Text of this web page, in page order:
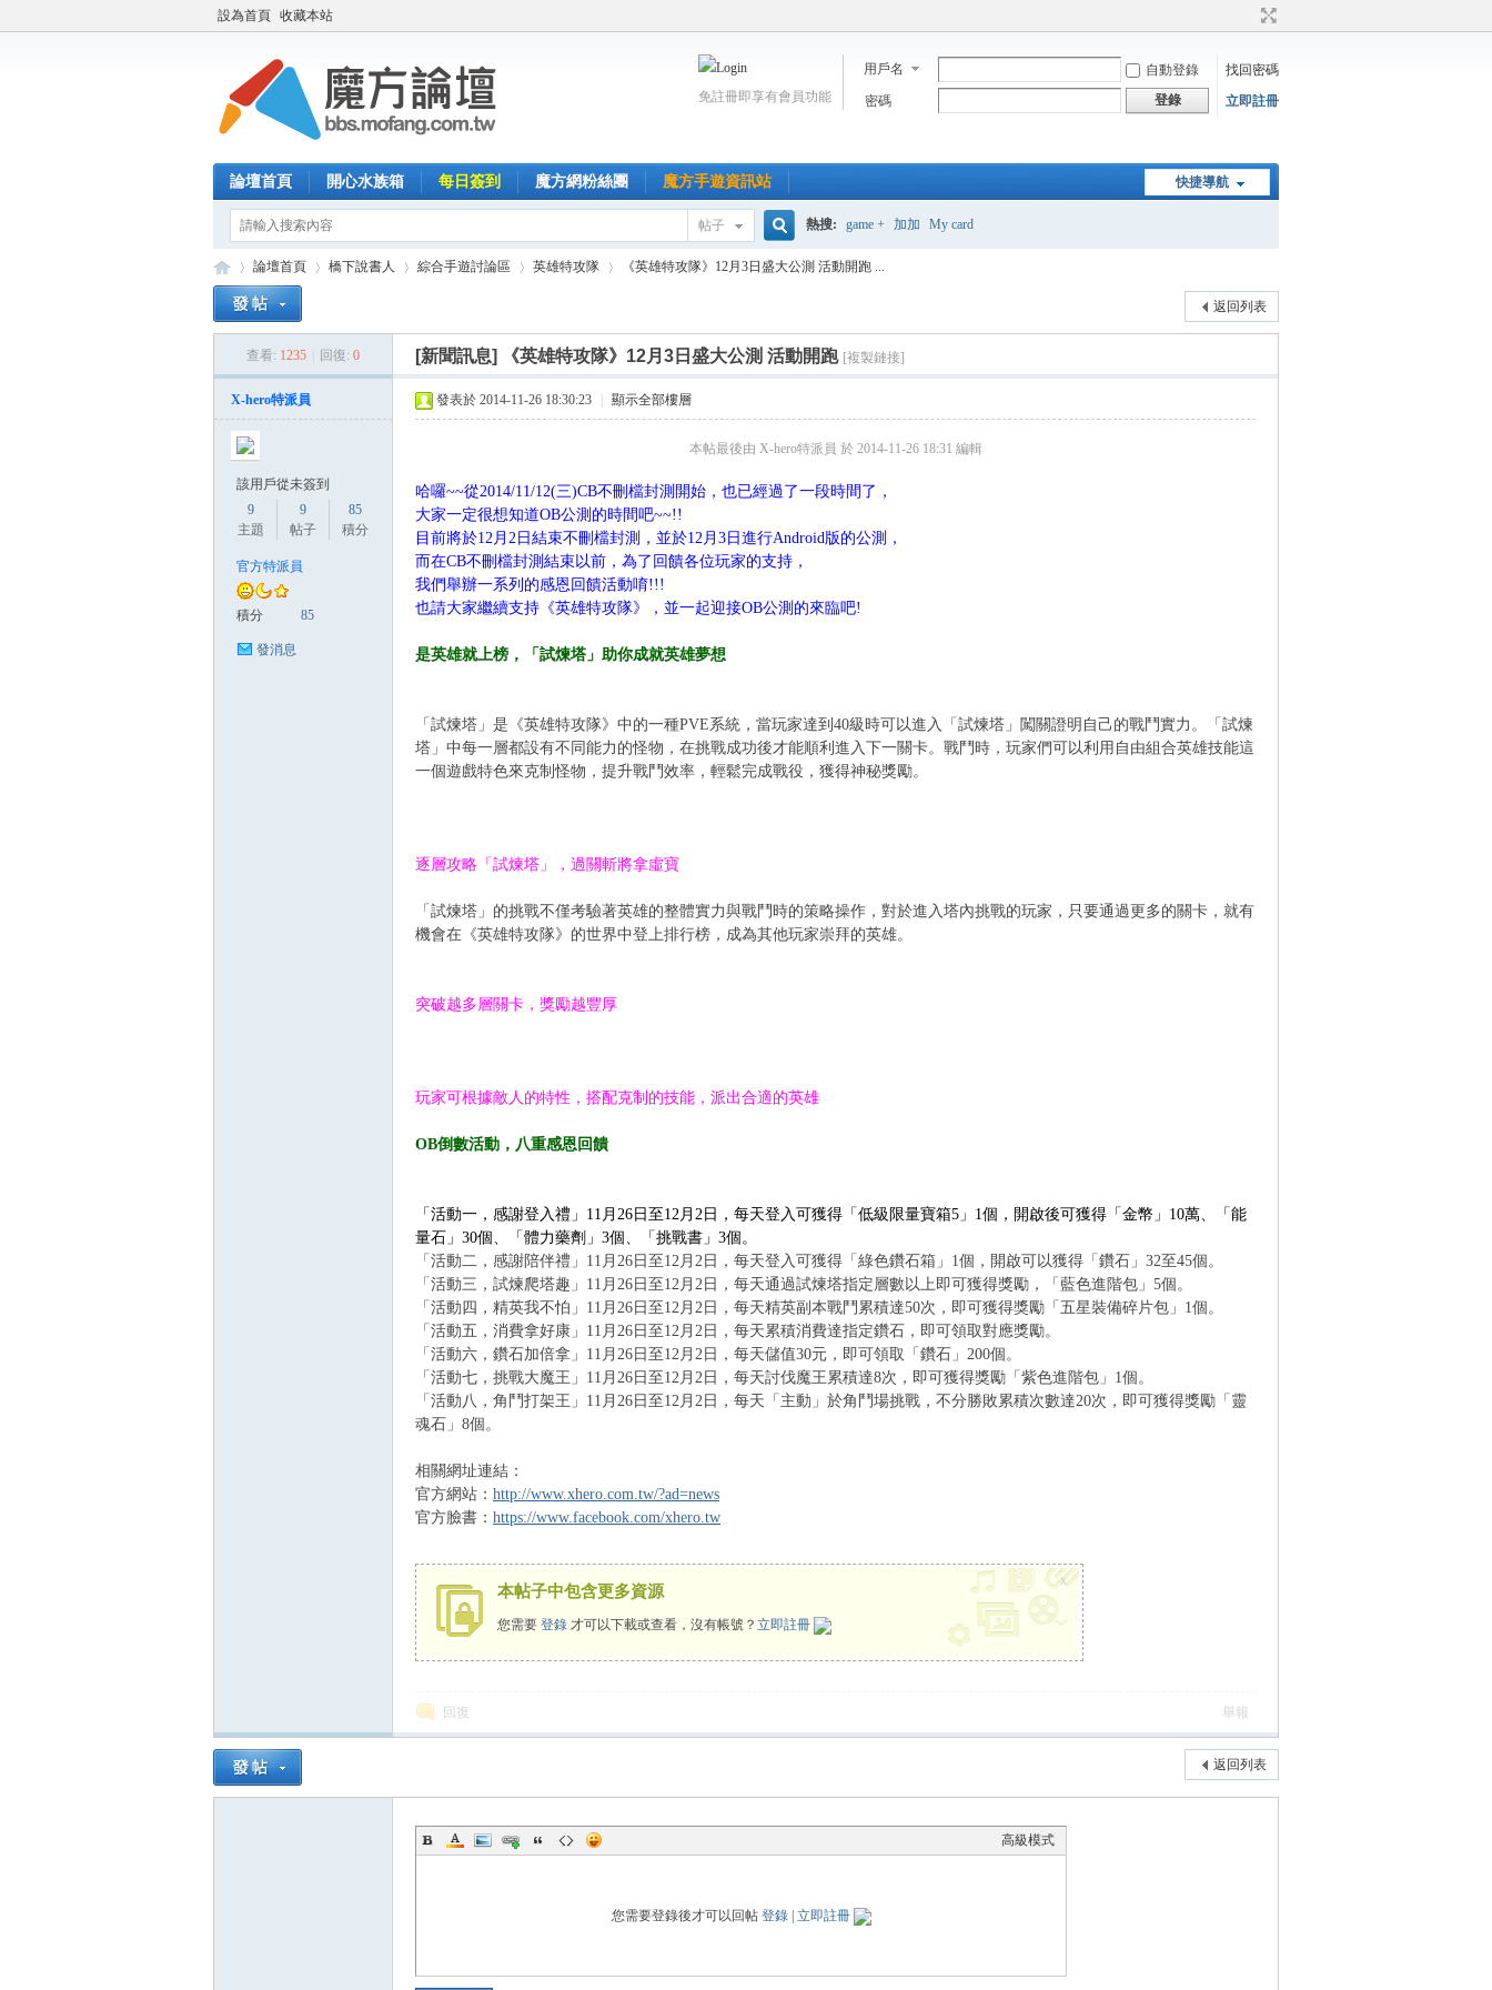
設為首頁 收藏本站
用戶名 自動登錄
找回密碼
密碼
登錄 立即註冊
免註冊即享有會員功能
快捷導航
論壇首頁 開心水族箱 每日簽到 魔方網粉絲團 魔方手遊資訊站
帖子
搜
索
熱搜: game + 加加 My card
論壇首頁 橋下說書人 綜合手遊討論區
›
英雄特攻隊
›
《英雄特攻隊》12月3日盛大公測 活動開跑 ...
返回列表
查看: 1235 回復: 0 [新聞訊息] 《英雄特攻隊》12月3日盛大公測 活動開跑 [複製鏈接]
X-hero特派員
該用戶從未簽到
9
主題
9
帖子
85
積分
官方特派員
積分 85
發消息
發表於 2014-11-26 18:30:23 顯示全部樓層
本帖最後由 X-hero特派員 於 2014-11-26 18:31 編輯
哈囉~~從2014/11/12(三)CB不刪檔封測開始，也已經過了一段時間了，
大家一定很想知道OB公測的時間吧~~!!
目前將於12月2日結束不刪檔封測，並於12月3日進行Android版的公測，
而在CB不刪檔封測結束以前，為了回饋各位玩家的支持，
我們舉辦一系列的感恩回饋活動唷!!!
也請大家繼續支持《英雄特攻隊》，並一起迎接OB公測的來臨吧!
是英雄就上榜，「試煉塔」助你成就英雄夢想
「試煉塔」是《英雄特攻隊》中的一種PVE系統，當玩家達到40級時可以進入「試煉塔」闖關證明自己的戰鬥實力。「試煉
塔」中每一層都設有不同能力的怪物，在挑戰成功後才能順利進入下一關卡。戰鬥時，玩家們可以利用自由組合英雄技能這
一個遊戲特色來克制怪物，提升戰鬥效率，輕鬆完成戰役，獲得神秘獎勵。
逐層攻略「試煉塔」，過關斬將拿虛寶
「試煉塔」的挑戰不僅考驗著英雄的整體實力與戰鬥時的策略操作，對於進入塔內挑戰的玩家，只要通過更多的關卡，就有
機會在《英雄特攻隊》的世界中登上排行榜，成為其他玩家崇拜的英雄。
突破越多層關卡，獎勵越豐厚
玩家可根據敵人的特性，搭配克制的技能，派出合適的英雄
OB倒數活動，八重感恩回饋
「活動一，感謝登入禮」11月26日至12月2日，每天登入可獲得「低級限量寶箱5」1個，開啟後可獲得「金幣」10萬、「能
量石」30個、「體力藥劑」3個、「挑戰書」3個。
「活動二，感謝陪伴禮」11月26日至12月2日，每天登入可獲得「綠色鑽石箱」1個，開啟可以獲得「鑽石」32至45個。
「活動三，試煉爬塔趣」11月26日至12月2日，每天通過試煉塔指定層數以上即可獲得獎勵，「藍色進階包」5個。
「活動四，精英我不怕」11月26日至12月2日，每天精英副本戰鬥累積達50次，即可獲得獎勵「五星裝備碎片包」1個。
「活動五，消費拿好康」11月26日至12月2日，每天累積消費達指定鑽石，即可領取對應獎勵。
「活動六，鑽石加倍拿」11月26日至12月2日，每天儲值30元，即可領取「鑽石」200個。
「活動七，挑戰大魔王」11月26日至12月2日，每天討伐魔王累積達8次，即可獲得獎勵「紫色進階包」1個。
「活動八，角鬥打架王」11月26日至12月2日，每天「主動」於角鬥場挑戰，不分勝敗累積次數達20次，即可獲得獎勵「靈
魂石」8個。
相關網址連結：
官方網站： http://www.xhero.com.tw/?ad=news
官方臉書： https://www.facebook.com/xhero.tw
本帖子中包含更多資源
您需要 登錄 才可以下載或查看，沒有帳號？ 立即註冊
x
回復 舉報
返回列表
高級模式
您需要登錄後才可以回帖 登錄| 立即註冊